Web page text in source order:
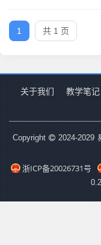
1 共 1 页
关于我们 教学笔记
Copyright 2024-2029
浙ICP备20026731号